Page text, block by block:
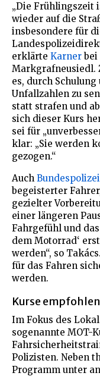
„Die Frühlingszeit
wieder auf die
insbesondere für
erklärte Karner bei
Markgrafneusiedl.
es, durch
Unfallzahlen zu
statt strafen und
sich dieser Kurs
sei für
klar: „Sie werden
gezogen.“
Auch
begeisterter
gezielter
einer längeren
Fahrgefühl und
dem Motorrad‘
werden“, so
für das Fahren
werden.
Kurse empfohlen
Im Fokus des
sogenannte MOT-
Polizisten. Neben
Programm unter